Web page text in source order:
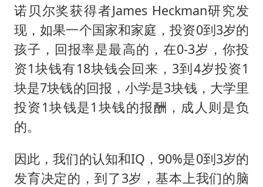
诺贝尔奖获得者James Heckman研究发
现，如果一个国家和家庭，投资0到3岁的
孩子，回报率是最高的，在0-3岁，你投
资1块钱有18块钱会回来，3到4岁投资1
块是7块钱的回报，小学是3块钱，大学里
投资1块钱是1块钱的报酬，成人则是负
的。
因此，我们的认知和IQ，90%是0到3岁的
发育决定的，到了3岁，基本上我们的脑